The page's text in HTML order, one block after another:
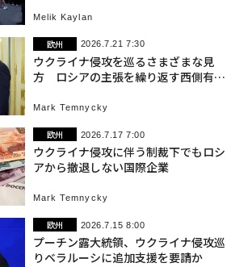
Melik Kaylan
欧州 2026.7.21 7:30
ウクライナ侵攻を巡るさまざまな見
方 ロシアの主張を繰り返す西側有識
Mark Temnycky
欧州 2026.7.17 7:00
ウクライナ侵攻に伴う制裁下でもロシ
アから撤退しない国際企業
Mark Temnycky
欧州 2026.7.15 8:00
プーチン露大統領、ウクライナ侵攻巡
りベラルーシに追加支援を要請か